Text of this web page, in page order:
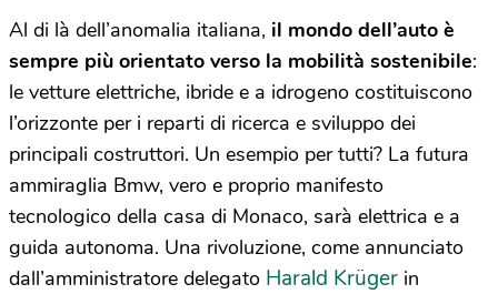
Al di là dell’anomalia italiana, il mondo dell’auto è
sempre più orientato verso la mobilità sostenibile:
le vetture elettriche, ibride e a idrogeno costituiscono
l’orizzonte per i reparti di ricerca e sviluppo dei
principali costruttori. Un esempio per tutti? La futura
ammiraglia Bmw, vero e proprio manifesto
tecnologico della casa di Monaco, sarà elettrica e a
guida autonoma. Una rivoluzione, come annunciato
dall’amministratore delegato Harald Krüger in